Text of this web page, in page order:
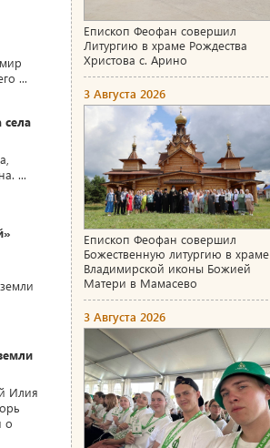
...
...
Илия
о
Епископ Феофан совершил
Литургию в храме Рождества
Христова с. Арино
3 Августа 2026
Епископ Феофан совершил
Божественную литургию в храме
Владимирской иконы Божией
Матери в Мамасево
3 Августа 2026